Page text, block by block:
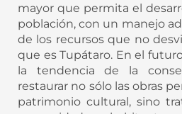
mayor que permita el
población, con un manejo
de los recursos que no
que es Tupátaro. En el
la tendencia de la
restaurar no sólo las obras
patrimonio cultural, sino